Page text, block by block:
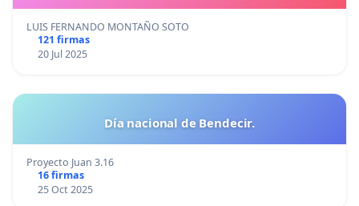
LUIS FERNANDO MONTAÑO SOTO
121 firmas
20 Jul 2025
Día nacional de Bendecir.
Proyecto Juan 3.16
16 firmas
25 Oct 2025